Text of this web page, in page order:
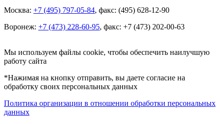
Москва: +7 (495) 797-05-84, факс: (495) 628-12-90
Воронеж: +7 (473) 228-60-95, факс: +7 (473) 202-00-63
Мы используем файлы cookie, чтобы обеспечить наилучшую
работу сайта
*Нажимая на кнопку отправить, вы даете согласие на
обработку своих персональных данных
Политика организации в отношении обработки персональных
данных